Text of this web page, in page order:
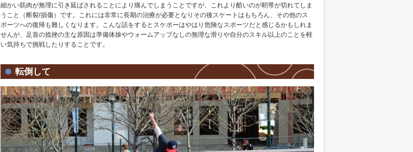
細かい筋肉が無理に引き延ばされることにより痛んでしまうことですが、これより酷いのが靭帯が切れてしま
うこと（断裂/損傷）です。これには非常に長期の治療が必要となりその後スケートはもちろん、その他のス
ポーツへの復帰も難しくなります。こんな話をするとスケボーはやはり危険なスポーツだと感じるかもしれま
せんが、足首の捻挫の主な原因は準備体操やウォームアップなしの無理な滑りや自分のスキル以上のことを軽
い気持ちで挑戦したりすることです。
転倒して